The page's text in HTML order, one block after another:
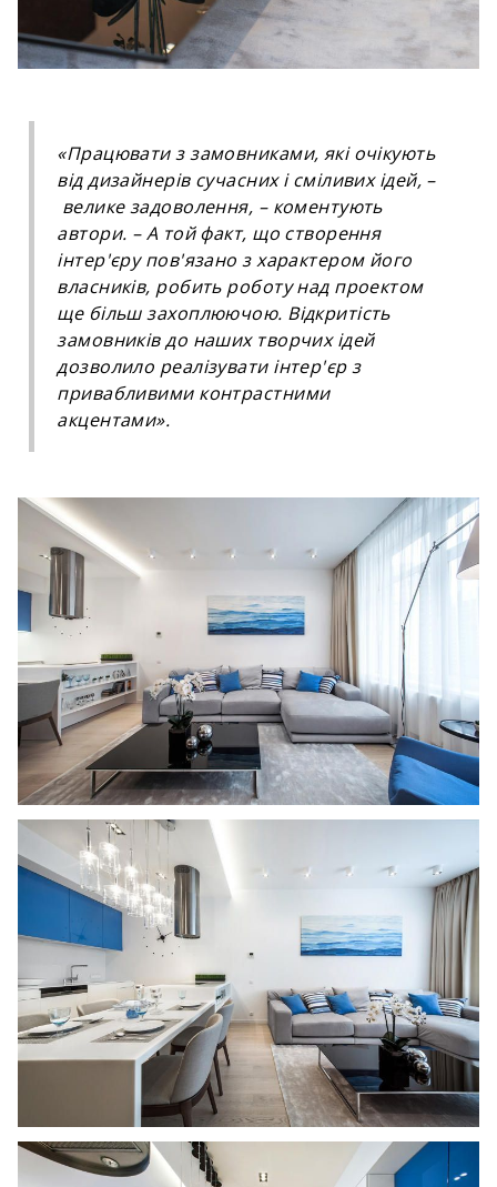
«Працювати з замовниками, які очікують
від дизайнерів сучасних і сміливих ідей, –
велике задоволення, – коментують
автори. – А той факт, що створення
інтер'єру пов'язано з характером його
власників, робить роботу над проектом
ще більш захоплюючою. Відкритість
замовників до наших творчих ідей
дозволило реалізувати інтер'єр з
привабливими контрастними
акцентами».